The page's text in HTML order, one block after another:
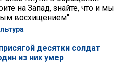
на Запад, знайте, что и мы
восхищением".
десятки солдат
из них умер